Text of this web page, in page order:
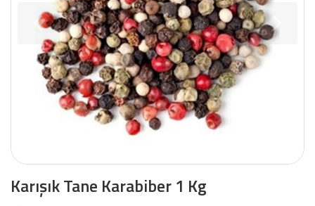
Karışık Tane Karabiber 1 Kg